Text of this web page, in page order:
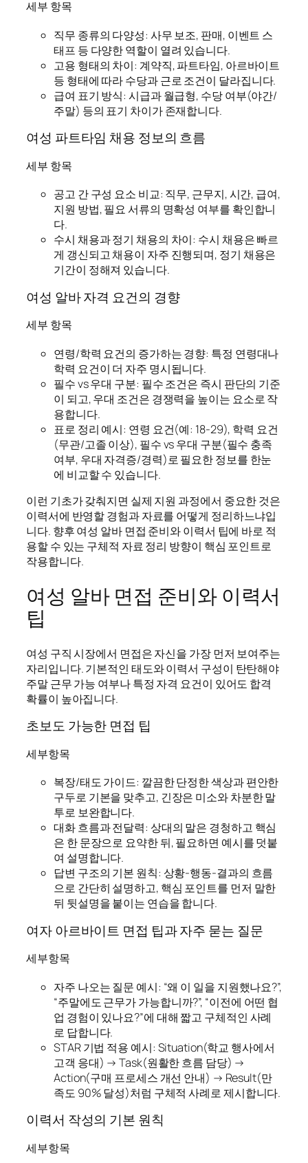
세부 항목
직무 종류의 다양성: 사무 보조, 판매, 이벤트 스
태프 등 다양한 역할이 열려 있습니다.
고용 형태의 차이: 계약직, 파트타임, 아르바이트
등 형태에 따라 수당과 근로 조건이 달라집니다.
급여 표기 방식: 시급과 월급형, 수당 여부(야간/
주말) 등의 표기 차이가 존재합니다.
여성 파트타임 채용 정보의 흐름
세부 항목
공고 간 구성 요소 비교: 직무, 근무지, 시간, 급여,
지원 방법, 필요 서류의 명확성 여부를 확인합니
다.
수시 채용과 정기 채용의 차이: 수시 채용은 빠르
게 갱신되고 채용이 자주 진행되며, 정기 채용은
기간이 정해져 있습니다.
여성 알바 자격 요건의 경향
세부 항목
연령/학력 요건의 증가하는 경향: 특정 연령대나
학력 요건이 더 자주 명시됩니다.
필수 vs 우대 구분: 필수 조건은 즉시 판단의 기준
이 되고, 우대 조건은 경쟁력을 높이는 요소로 작
용합니다.
표로 정리 예시: 연령 요건(예: 18-29), 학력 요건
(무관/고졸 이상), 필수 vs 우대 구분(필수 충족
여부, 우대 자격증/경력)로 필요한 정보를 한눈
에 비교할 수 있습니다.
이런 기초가 갖춰지면 실제 지원 과정에서 중요한 것은
이력서에 반영할 경험과 자료를 어떻게 정리하느냐입
니다. 향후 여성 알바 면접 준비와 이력서 팁에 바로 적
용할 수 있는 구체적 자료 정리 방향이 핵심 포인트로
작용합니다.
여성 알바 면접 준비와 이력서
팁
여성 구직 시장에서 면접은 자신을 가장 먼저 보여주는
자리입니다. 기본적인 태도와 이력서 구성이 탄탄해야
주말 근무 가능 여부나 특정 자격 요건이 있어도 합격
확률이 높아집니다.
초보도 가능한 면접 팁
세부항목
복장/태도 가이드: 깔끔한 단정한 색상과 편안한
구두로 기본을 맞추고, 긴장은 미소와 차분한 말
투로 보완합니다.
대화 흐름과 전달력: 상대의 말은 경청하고 핵심
은 한 문장으로 요약한 뒤, 필요하면 예시를 덧붙
여 설명합니다.
답변 구조의 기본 원칙: 상황-행동-결과의 흐름
으로 간단히 설명하고, 핵심 포인트를 먼저 말한
뒤 뒷설명을 붙이는 연습을 합니다.
여자 아르바이트 면접 팁과 자주 묻는 질문
세부항목
자주 나오는 질문 예시: “왜 이 일을 지원했나요?”,
“주말에도 근무가 가능합니까?”, “이전에 어떤 협
업 경험이 있나요?”에 대해 짧고 구체적인 사례
로 답합니다.
STAR 기법 적용 예시: Situation(학교 행사에서
고객 응대) → Task(원활한 흐름 담당) →
Action(구매 프로세스 개선 안내) → Result(만
족도 90% 달성)처럼 구체적 사례로 제시합니다.
이력서 작성의 기본 원칙
세부항목